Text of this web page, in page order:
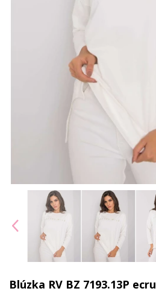
Blúzka RV BZ 7193.13P ecru